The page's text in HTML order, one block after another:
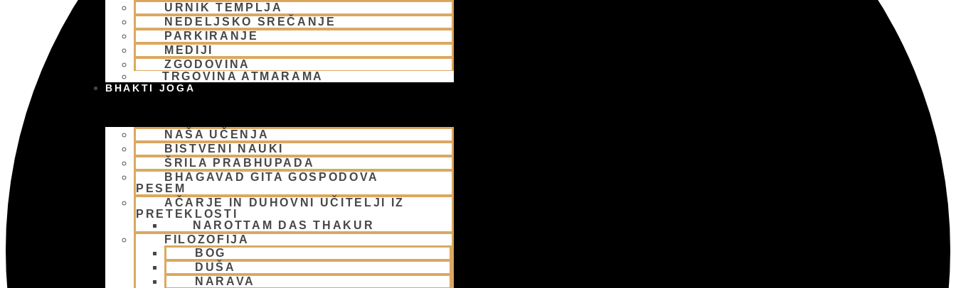
URNIK TEMPLJA
NEDELJSKO SREČANJE
PARKIRANJE
MEDIJI
ZGODOVINA
TRGOVINA ATMARAMA
BHAKTI JOGA
NAŠA UČENJA
BISTVENI NAUKI
ŠRILA PRABHUPADA
BHAGAVAD GITA GOSPODOVA
PESEM
AČARJE IN DUHOVNI UČITELJI IZ
PRETEKLOSTI
NAROTTAM DAS THAKUR
FILOZOFIJA
BOG
DUŠA
NARAVA